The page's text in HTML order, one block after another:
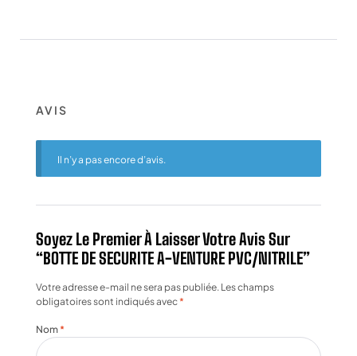
AVIS
Il n’y a pas encore d’avis.
Soyez Le Premier À Laisser Votre Avis Sur
“BOTTE DE SECURITE A-VENTURE PVC/NITRILE”
Votre adresse e-mail ne sera pas publiée. Les champs
obligatoires sont indiqués avec*
Nom *